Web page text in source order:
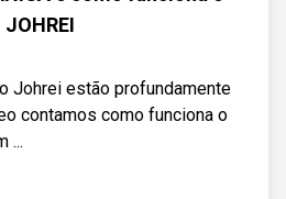
JOHREI
Johrei estão profundamente
contamos como funciona o
...